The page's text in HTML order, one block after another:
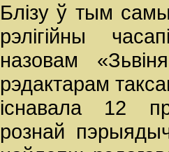
Блізу ў тым
рэлігійны
назовам
рэдактарам
існавала 12
рознай